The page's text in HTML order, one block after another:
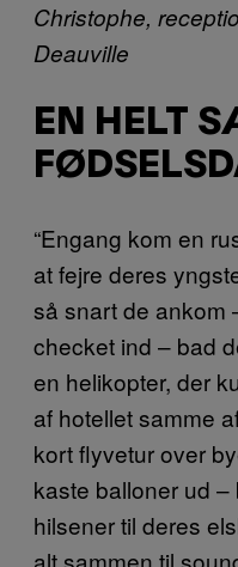
Christophe,
Deauville
EN HELT
“Engang kom en
at fejre deres
så snart de ankom
checket ind – bad
en helikopter, der
af hotellet samme
kort flyvetur over
kaste balloner ud
hilsener til deres